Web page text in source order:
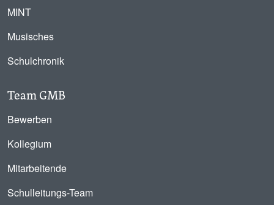
MINT
Musisches
Schulchronik
Team GMB
Bewerben
Kollegium
Mitarbeitende
Schulleitungs-Team